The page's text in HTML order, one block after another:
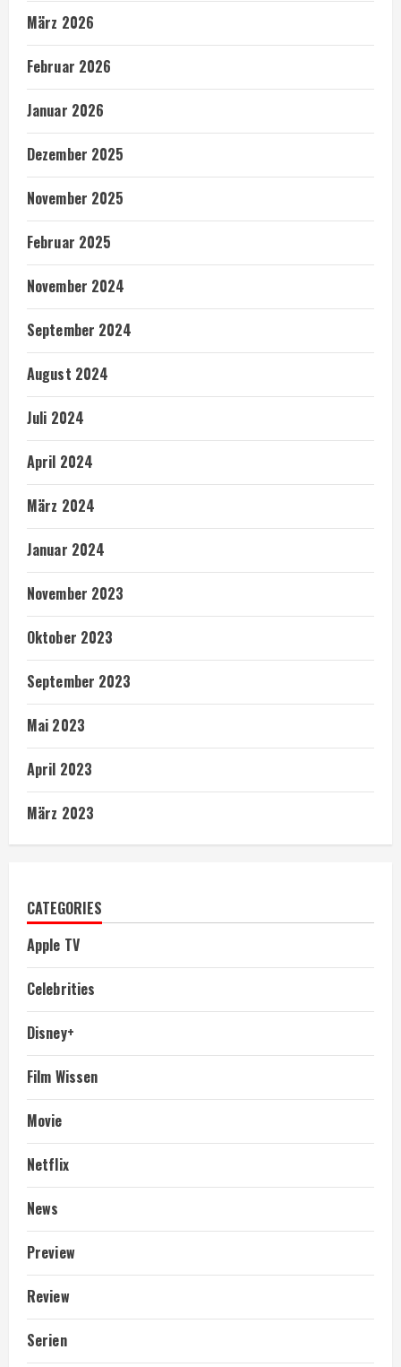
März 2026
Februar 2026
Januar 2026
Dezember 2025
November 2025
Februar 2025
November 2024
September 2024
August 2024
Juli 2024
April 2024
März 2024
Januar 2024
November 2023
Oktober 2023
September 2023
Mai 2023
April 2023
März 2023
CATEGORIES
Apple TV
Celebrities
Disney+
Film Wissen
Movie
Netflix
News
Preview
Review
Serien